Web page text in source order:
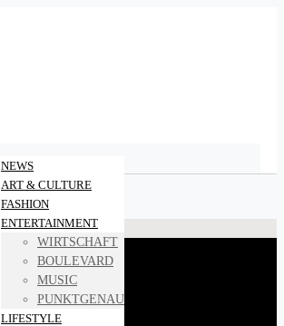
NEWS
ART & CULTURE
FASHION
ENTERTAINMENT
WIRTSCHAFT
BOULEVARD
MUSIC
PUNKTGENAU
LIFESTYLE